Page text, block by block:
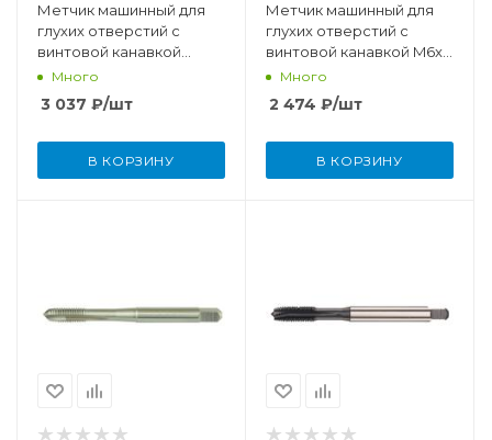
Метчик машинный для
глухих отверстий с
винтовой канавкой
M5x0,8 мм DIN371 HSSE-
Много
3 037 ₽/шт
В КОРЗИНУ
Метчик машинный для
глухих отверстий с
винтовой канавкой M6x1
мм DIN371 HSSE-PM/TiCN
Много
2 474 ₽/шт
В КОРЗИНУ